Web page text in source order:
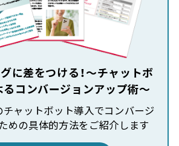
に差をつける！～チャットボ
るコンバージョンアップ術～
ャットボット導入でコンバージ
めの具体的方法をご紹介します